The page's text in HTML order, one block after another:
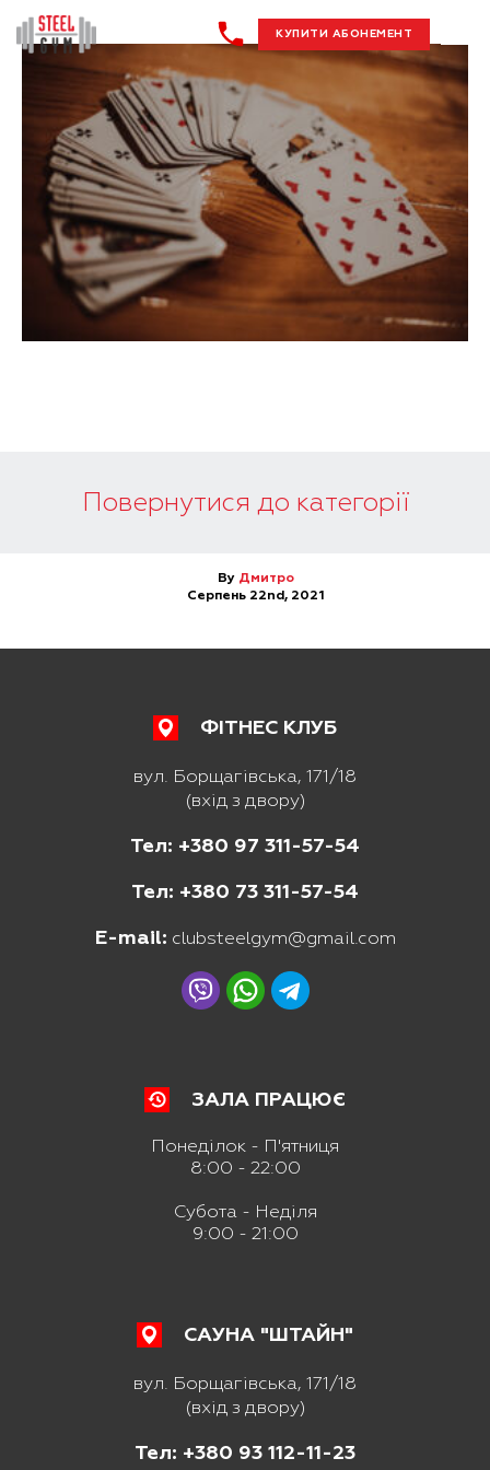
КУПИТИ АБОНЕМЕНТ
Повернутися до категорії
By Дмитро
Серпень 22nd, 2021
ФІТНЕС КЛУБ
вул. Борщагівська, 171/18
(вхід з двору)
Тел: +380 97 311-57-54
Тел: +380 73 311-57-54
E-mail: clubsteelgym@gmail.com
ЗАЛА ПРАЦЮЄ
Понеділок - П'ятниця
8:00 - 22:00
Субота - Неділя
9:00 - 21:00
САУНА "ШТАЙН"
вул. Борщагівська, 171/18
(вхід з двору)
Тел: +380 93 112-11-23